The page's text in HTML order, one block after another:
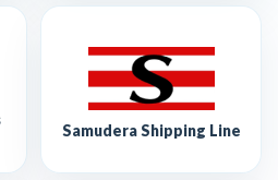
Samudera Shipping Line